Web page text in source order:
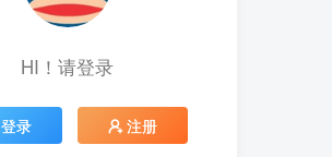
翻倍
6天前
最新海外僵尸防御之战游
150+
HI！请登录
登录 注册